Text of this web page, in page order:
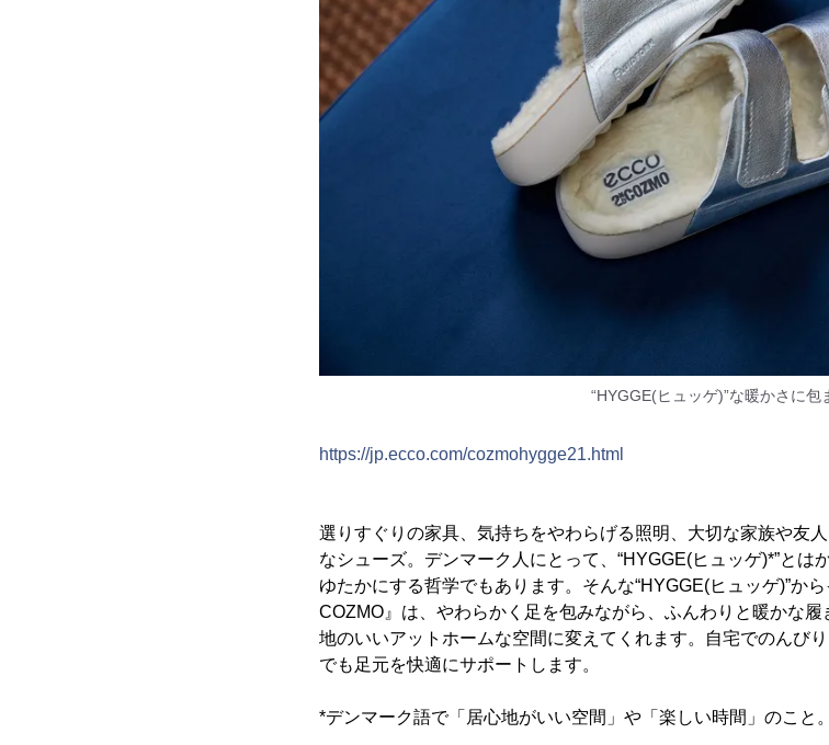
“HYGGE(ヒュッゲ)”な暖かさに包
https://jp.ecco.com/cozmohygge21.html
選りすぐりの家具、気持ちをやわらげる照明、大切な家族や友
なシューズ。デンマーク人にとって、“HYGGE(ヒュッゲ)*”と
ゆたかにする哲学でもあります。そんな“HYGGE(ヒュッゲ)”か
COZMO』は、やわらかく足を包みながら、ふんわりと暖かな
地のいいアットホームな空間に変えてくれます。自宅でのんび
でも足元を快適にサポートします。
*デンマーク語で「居心地がいい空間」や「楽しい時間」のこと。